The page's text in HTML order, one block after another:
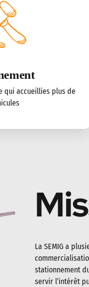
qui accueillies plus de
La SEMIG a
stationnement
servir l’intérêt